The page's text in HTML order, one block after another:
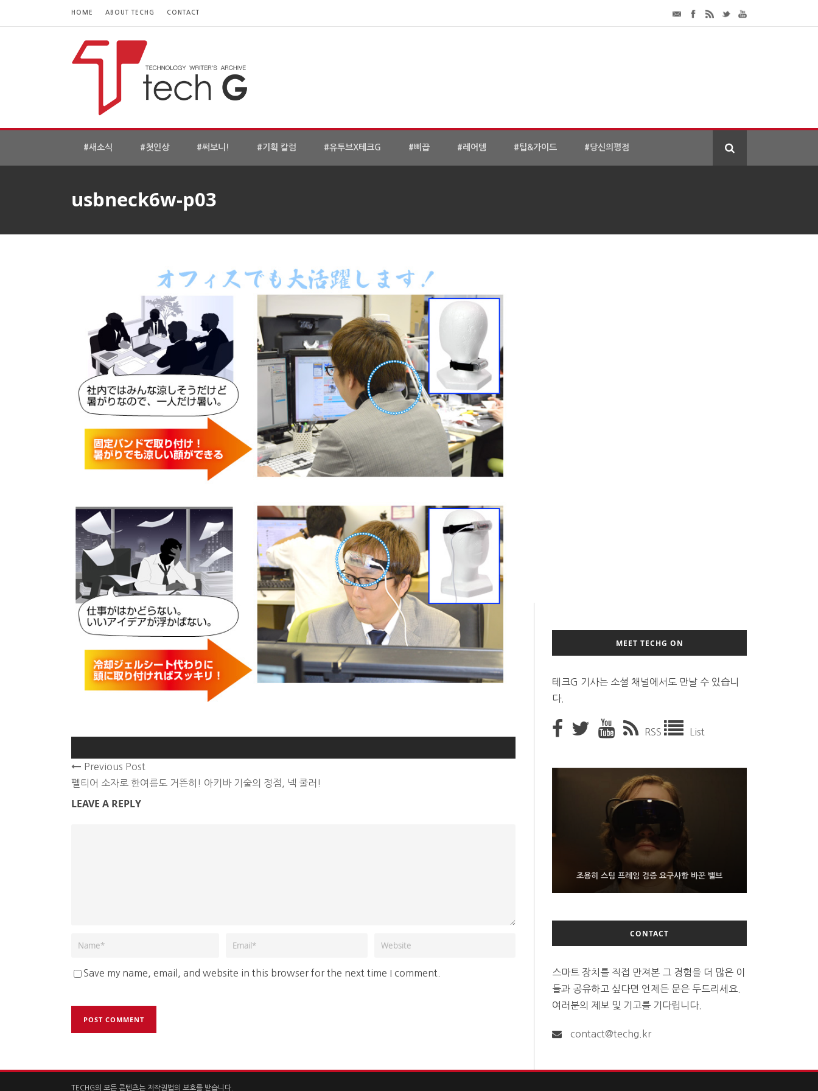
HOME ABOUT TECHG CONTACT
#새소식 #첫인상 #써보니! #기획 칼럼 #유투브X테크G #삐끕 #레어템 #팁&가이드 #당신의평점
usbneck6w-p03
Previous Post
펠티어 소자로 한여름도 거뜬히! 아키바 기술의 정점, 넥 쿨러!
LEAVE A REPLY
Save my name, email, and website in this browser for the next time I comment.
MEET TECHG ON
테크G 기사는 소셜 채널에서도 만날 수 있습니
다.
RSS List
조용히 스팀 프레임 검증 요구사항 바꾼 밸브
9월 4일부터 서비스 접는 안드로이드 장치용 구글 어
시스턴트
FMS 2026서 차세대 3D 메모리 ZHBM·ZNAND-O
모형 처음 선보인 삼성전자
CONTACT
스마트 장치를 직접 만져본 그 경험을 더 많은 이
들과 공유하고 싶다면 언제든 문은 두드리세요.
여러분의 제보 및 기고를 기다립니다.
contact@techg.kr
TECHG의 모든 콘텐츠는 저작권법의 보호를 받습니다.